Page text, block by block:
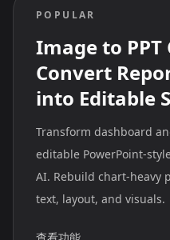
POPULAR
Image to
Convert
into Editable
Transform dashboard
editable PowerPoint-
AI. Rebuild chart-heavy
text, layout, and visuals.